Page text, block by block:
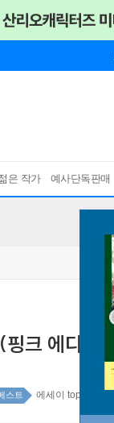
은 작가 예사단독판매
크 에디션)
스트 에세이 top100 20